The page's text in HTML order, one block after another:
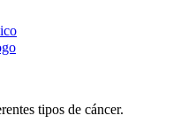
tipos de cáncer.